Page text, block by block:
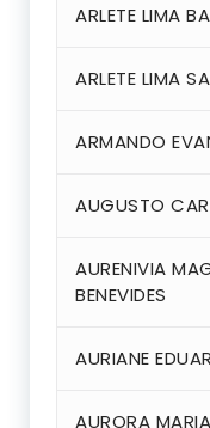
ARLETE LIMA
ARLETE LIMA
ARMANDO
AUGUSTO
AURENIVIA
BENEVIDES
AURIANE
AURORA